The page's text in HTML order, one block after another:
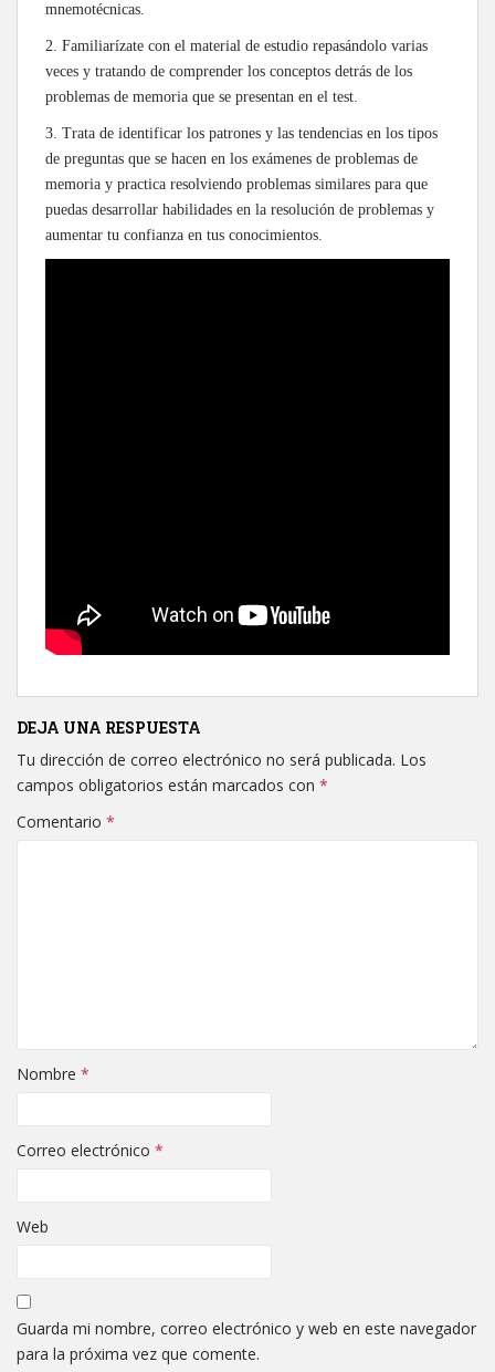
mnemotécnicas.
2. Familiarízate con el material de estudio repasándolo varias
veces y tratando de comprender los conceptos detrás de los
problemas de memoria que se presentan en el test.
3. Trata de identificar los patrones y las tendencias en los tipos
de preguntas que se hacen en los exámenes de problemas de
memoria y practica resolviendo problemas similares para que
puedas desarrollar habilidades en la resolución de problemas y
aumentar tu confianza en tus conocimientos.
DEJA UNA RESPUESTA
Tu dirección de correo electrónico no será publicada. Los
campos obligatorios están marcados con *
Comentario *
Nombre *
Correo electrónico *
Web
Guarda mi nombre, correo electrónico y web en este navegador
para la próxima vez que comente.